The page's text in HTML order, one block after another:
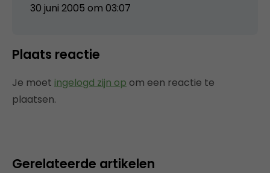
30 juni 2005 om 03:07
Plaats reactie
Je moet ingelogd zijn op om een reactie te
plaatsen.
Gerelateerde artikelen